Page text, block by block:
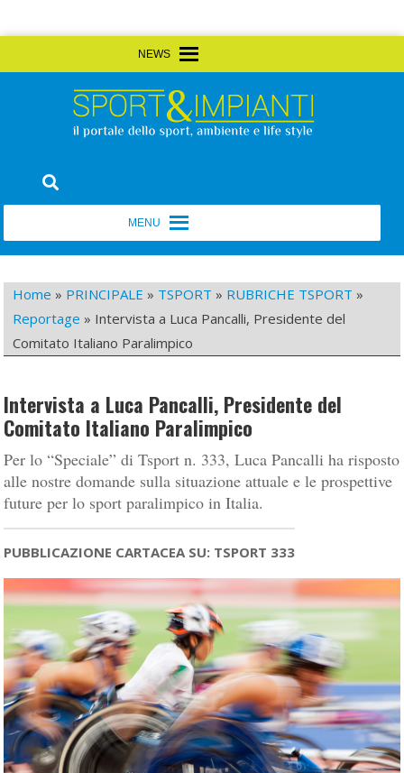
to
Sport&Impianti
Home » PRINCIPALE » TSPORT » RUBRICHE TSPORT »
Reportage » Intervista a Luca Pancalli, Presidente del
Comitato Italiano Paralimpico
Intervista a Luca Pancalli, Presidente del
Comitato Italiano Paralimpico
Per lo “Speciale” di Tsport n. 333, Luca Pancalli ha risposto
alle nostre domande sulla situazione attuale e le prospettive
future per lo sport paralimpico in Italia.
PUBBLICAZIONE CARTACEA SU: TSPORT 333